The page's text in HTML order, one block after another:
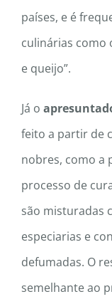
países, e é
culinárias como
e queijo”.
Já o
feito a partir de
nobres, como a
processo de
são misturadas
especiarias e
defumadas. O
semelhante ao